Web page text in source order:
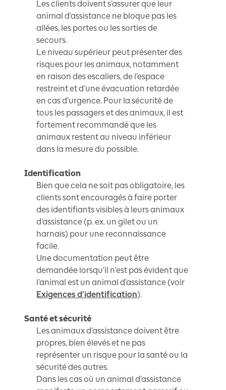
Les clients doivent s’assurer que leur
animal d’assistance ne bloque pas les
allées, les portes ou les sorties de
secours.
Le niveau supérieur peut présenter des
risques pour les animaux, notamment
en raison des escaliers, de l’espace
restreint et d’une évacuation retardée
en cas d’urgence. Pour la sécurité de
tous les passagers et des animaux, il est
fortement recommandé que les
animaux restent au niveau inférieur
dans la mesure du possible.
Identification
Bien que cela ne soit pas obligatoire, les
clients sont encouragés à faire porter
des identifiants visibles à leurs animaux
d’assistance (p. ex. un gilet ou un
harnais) pour une reconnaissance
facile.
Une documentation peut être
demandée lorsqu’il n’est pas évident que
l’animal est un animal d’assistance (voir
Exigences d’identification).
Santé et sécurité
Les animaux d’assistance doivent être
propres, bien élevés et ne pas
représenter un risque pour la santé ou la
sécurité des autres.
Dans les cas où un animal d’assistance